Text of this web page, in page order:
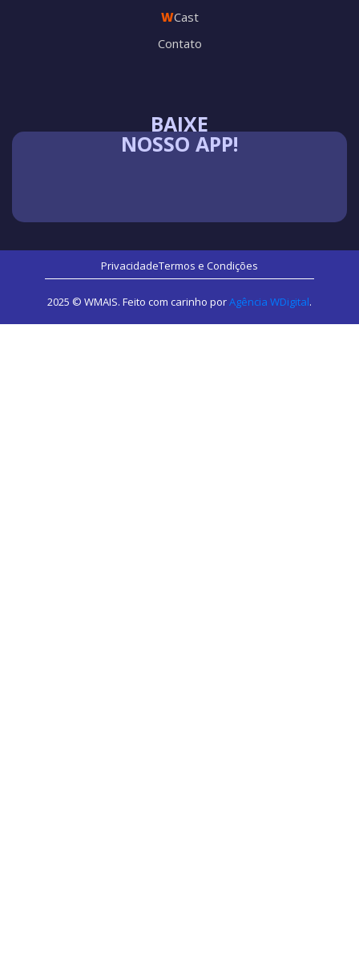
BAIXE
NOSSO APP!
WCast
Contato
PrivacidadeTermos e Condições
2025 © WMAIS. Feito com carinho porAgência WDigital.